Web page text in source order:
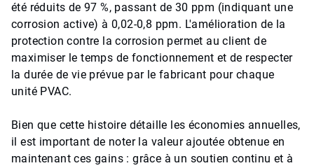
été réduits de 97 %, passant de 30 ppm (indiquant une
corrosion active) à 0,02-0,8 ppm. L'amélioration de la
protection contre la corrosion permet au client de
maximiser le temps de fonctionnement et de respecter
la durée de vie prévue par le fabricant pour chaque
unité PVAC.
Bien que cette histoire détaille les économies annuelles,
il est important de noter la valeur ajoutée obtenue en
maintenant ces gains : grâce à un soutien continu et à